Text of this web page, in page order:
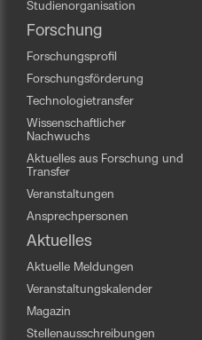
Studienorganisation
Forschung
Forschungsprofil
Forschungsförderung
Technologietransfer
Wissenschaftlicher
Nachwuchs
Aktuelles aus Forschung und
Transfer
Veranstaltungen
Ansprechpersonen
Aktuelles
Aktuelle Meldungen
Veranstaltungskalender
Magazin
Stellenausschreibungen